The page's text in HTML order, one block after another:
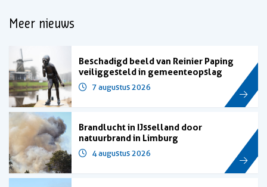
Meer nieuws
Beschadigd beeld van Reinier Paping
veiliggesteld in gemeenteopslag
7 augustus 2026
Brandlucht in IJsselland door
natuurbrand in Limburg
4 augustus 2026